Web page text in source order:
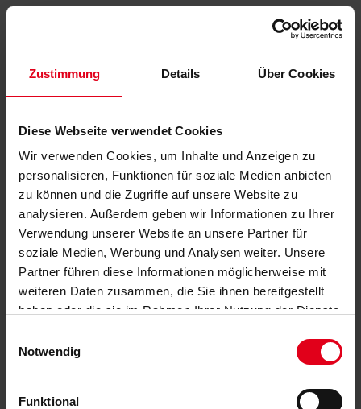
Zustimmung Details Über Cookies
Diese Webseite verwendet Cookies
Wir verwenden Cookies, um Inhalte und Anzeigen zu
personalisieren, Funktionen für soziale Medien anbieten
zu können und die Zugriffe auf unsere Website zu
analysieren. Außerdem geben wir Informationen zu Ihrer
Verwendung unserer Website an unsere Partner für
soziale Medien, Werbung und Analysen weiter. Unsere
Partner führen diese Informationen möglicherweise mit
weiteren Daten zusammen, die Sie ihnen bereitgestellt
haben oder die sie im Rahmen Ihrer Nutzung der Dienste
Notwendig
Funktional